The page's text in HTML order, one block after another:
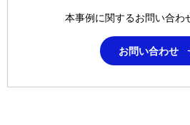
本事例に関するお問い合わ
お問い合わせ